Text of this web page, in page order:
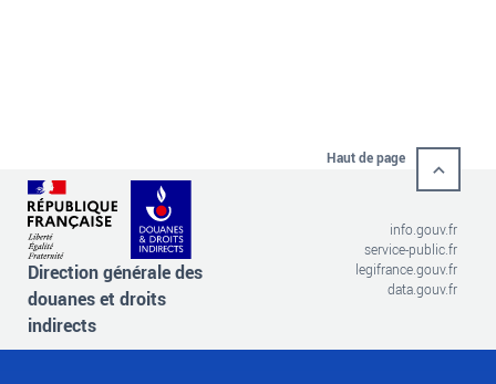
Haut de page
Direction générale des
douanes et droits
indirects
info.gouv.fr
service-public.fr
legifrance.gouv.fr
data.gouv.fr